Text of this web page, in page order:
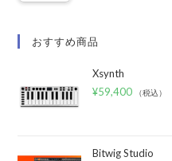
おすすめ商品
Xsynth
¥59,400 （税込）
Bitwig Studio